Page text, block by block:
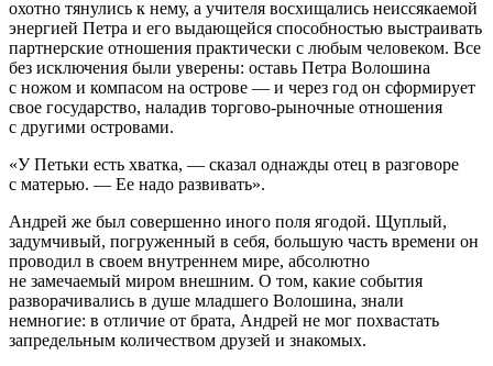
охотно тянулись к нему, а учителя восхищались неиссякаемой
энергией Петра и его выдающейся способностью выстраивать
партнерские отношения практически с любым человеком. Все
без исключения были уверены: оставь Петра Волошина
с ножом и компасом на острове — и через год он сформирует
свое государство, наладив торгово-рыночные отношения
с другими островами.
«У Петьки есть хватка, — сказал однажды отец в разговоре
с матерью. — Ее надо развивать».
Андрей же был совершенно иного поля ягодой. Щуплый,
задумчивый, погруженный в себя, большую часть времени он
проводил в своем внутреннем мире, абсолютно
не замечаемый миром внешним. О том, какие события
разворачивались в душе младшего Волошина, знали
немногие: в отличие от брата, Андрей не мог похвастать
запредельным количеством друзей и знакомых.